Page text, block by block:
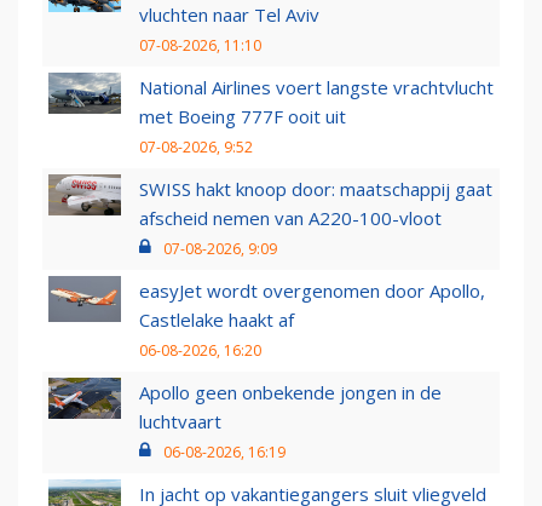
vluchten naar Tel Aviv
07-08-2026, 11:10
National Airlines voert langste vrachtvlucht
met Boeing 777F ooit uit
07-08-2026, 9:52
SWISS hakt knoop door: maatschappij gaat
afscheid nemen van A220-100-vloot
07-08-2026, 9:09
easyJet wordt overgenomen door Apollo,
Castlelake haakt af
06-08-2026, 16:20
Apollo geen onbekende jongen in de
luchtvaart
06-08-2026, 16:19
In jacht op vakantiegangers sluit vliegveld